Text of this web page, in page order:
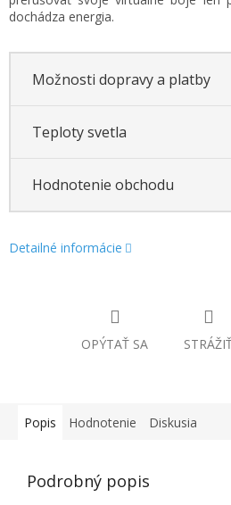
dochádza energia.
Možnosti dopravy a platby
Teploty svetla
Hodnotenie obchodu
Detailné informácie
OPÝTAŤ SA
Popis Hodnotenie Diskusia
Podrobný popis